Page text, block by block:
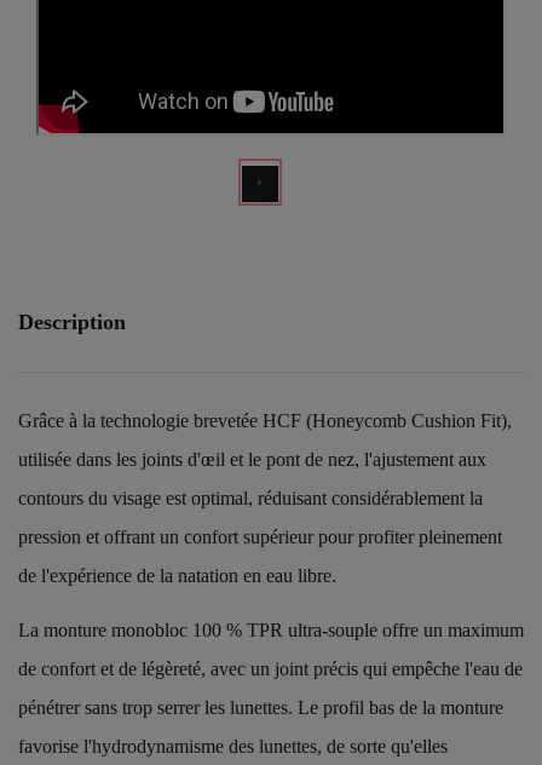
Description
Grâce à la technologie brevetée HCF (Honeycomb Cushion Fit),
utilisée dans les joints d'œil et le pont de nez, l'ajustement aux
contours du visage est optimal, réduisant considérablement la
pression et offrant un confort supérieur pour profiter pleinement
de l'expérience de la natation en eau libre.
La monture monobloc 100 % TPR ultra-souple offre un maximum
de confort et de légèreté, avec un joint précis qui empêche l'eau de
pénétrer sans trop serrer les lunettes. Le profil bas de la monture
favorise l'hydrodynamisme des lunettes, de sorte qu'elles